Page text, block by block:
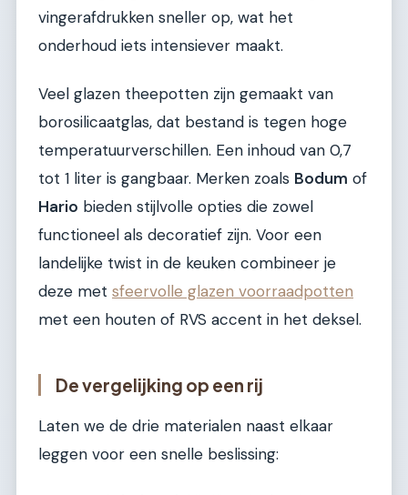
vingerafdrukken sneller op, wat het
onderhoud iets intensiever maakt.
Veel glazen theepotten zijn gemaakt van
borosilicaatglas, dat bestand is tegen hoge
temperatuurverschillen. Een inhoud van 0,7
tot 1 liter is gangbaar. Merken zoals Bodum of
Hario bieden stijlvolle opties die zowel
functioneel als decoratief zijn. Voor een
landelijke twist in de keuken combineer je
deze met sfeervolle glazen voorraadpotten
met een houten of RVS accent in het deksel.
De vergelijking op een rij
Laten we de drie materialen naast elkaar
leggen voor een snelle beslissing: